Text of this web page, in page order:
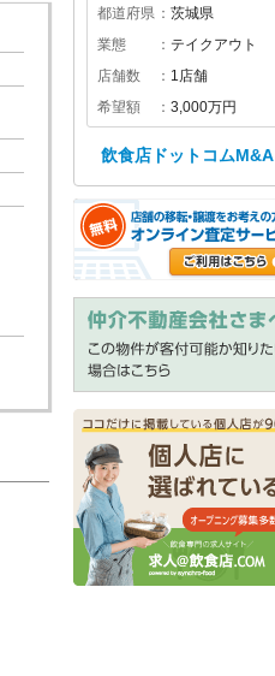
都道府県
茨城県
業態
テイクアウト
店舗数
1店舗
希望額
3,000万円
飲食店ドットコムM&A